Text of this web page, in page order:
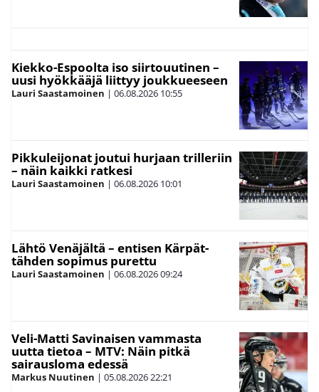
Kiekko-Espoolta iso siirtouutinen –
uusi hyökkääjä liittyy joukkueeseen
Lauri Saastamoinen | 06.08.2026 10:55
Pikkuleijonat joutui hurjaan trilleriin
– näin kaikki ratkesi
Lauri Saastamoinen | 06.08.2026 10:01
Lähtö Venäjältä – entisen Kärpät-
tähden sopimus purettu
Lauri Saastamoinen | 06.08.202609:24
Veli-Matti Savinaisen vammasta
uutta tietoa – MTV: Näin pitkä
sairausloma edessä
Markus Nuutinen | 05.08.202622:21